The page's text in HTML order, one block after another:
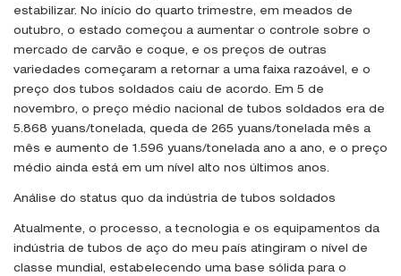
estabilizar. No início do quarto trimestre, em meados de
outubro, o estado começou a aumentar o controle sobre o
mercado de carvão e coque, e os preços de outras
variedades começaram a retornar a uma faixa razoável, e o
preço dos tubos soldados caiu de acordo. Em 5 de
novembro, o preço médio nacional de tubos soldados era de
5.868 yuans/tonelada, queda de 265 yuans/tonelada mês a
mês e aumento de 1.596 yuans/tonelada ano a ano, e o preço
médio ainda está em um nível alto nos últimos anos.
Análise do status quo da indústria de tubos soldados
Atualmente, o processo, a tecnologia e os equipamentos da
indústria de tubos de aço do meu país atingiram o nível de
classe mundial, estabelecendo uma base sólida para o